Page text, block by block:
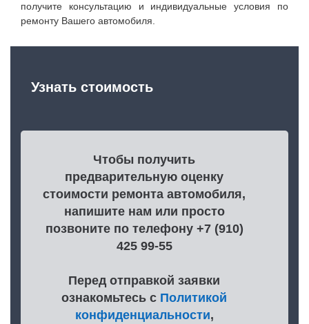
получите консультацию и индивидуальные условия по
ремонту Вашего автомобиля.
Узнать стоимость
Чтобы получить
предварительную оценку
стоимости ремонта автомобиля,
напишите нам или просто
позвоните по телефону +7 (910)
425 99-55
Перед отправкой заявки
ознакомьтесь с Политикой
конфиденциальности,